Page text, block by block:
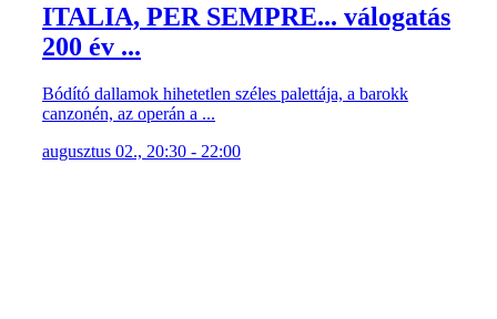
ITALIA, PER SEMPRE... válogatás
200 év ...
Bódító dallamok hihetetlen széles palettája, a barokk
canzonén, az operán a ...
augusztus 02., 20:30 - 22:00